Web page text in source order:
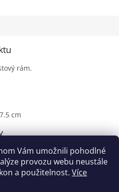
Vám umožnili pohodlné
provozu webu neustále
a použitelnost. Více
rám.
cm